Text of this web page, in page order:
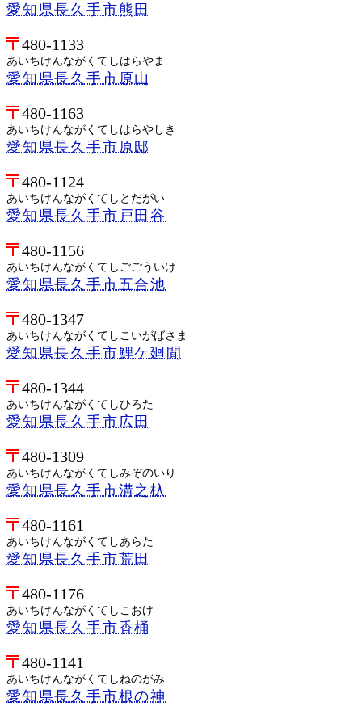
愛知県長久手市熊田
480-1133
あいちけんながくてしはらやま
愛知県長久手市原山
480-1163
あいちけんながくてしはらやしき
愛知県長久手市原邸
480-1124
あいちけんながくてしとだがい
愛知県長久手市戸田谷
480-1156
あいちけんながくてしごごういけ
愛知県長久手市五合池
480-1347
あいちけんながくてしこいがばさま
愛知県長久手市鯉ケ廻間
480-1344
あいちけんながくてしひろた
愛知県長久手市広田
480-1309
あいちけんながくてしみぞのいり
愛知県長久手市溝之杁
480-1161
あいちけんながくてしあらた
愛知県長久手市荒田
480-1176
あいちけんながくてしこおけ
愛知県長久手市香桶
480-1141
あいちけんながくてしねのがみ
愛知県長久手市根の神